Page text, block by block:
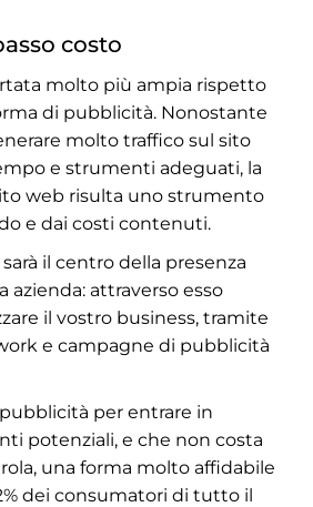
costo
molto più ampia rispetto
di pubblicità. Nonostante
molto traffico sul sito
e strumenti adeguati, la
web risulta uno strumento
e dai costi contenuti.
il centro della presenza
azienda: attraverso esso
il vostro business, tramite
e campagne di pubblicità
per entrare in
potenziali, e che non costa
una forma molto affidabile
dei consumatori di tutto il